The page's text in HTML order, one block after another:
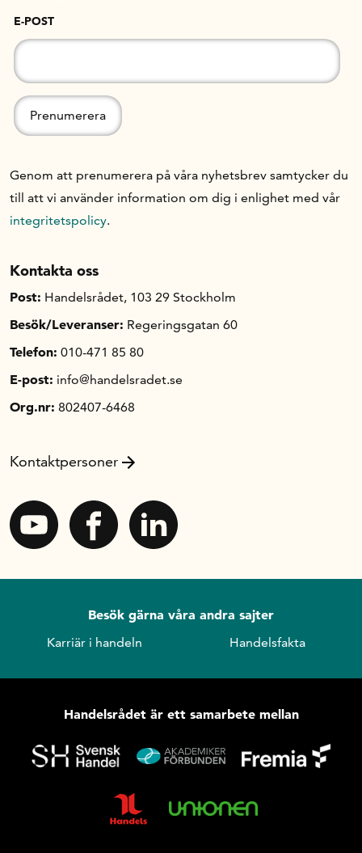
E-POST
Genom att prenumerera på våra nyhetsbrev samtycker du
till att vi använder information om dig i enlighet med vår
integritetspolicy.
Kontakta oss
Post: Handelsrådet, 103 29 Stockholm
Besök/Leveranser: Regeringsgatan 60
Telefon: 010-471 85 80
E-post: info@handelsradet.se
Org.nr: 802407-6468
Kontaktpersoner
Besök gärna våra andra sajter
Karriär i handeln Handelsfakta
Handelsrådet är ett samarbete mellan